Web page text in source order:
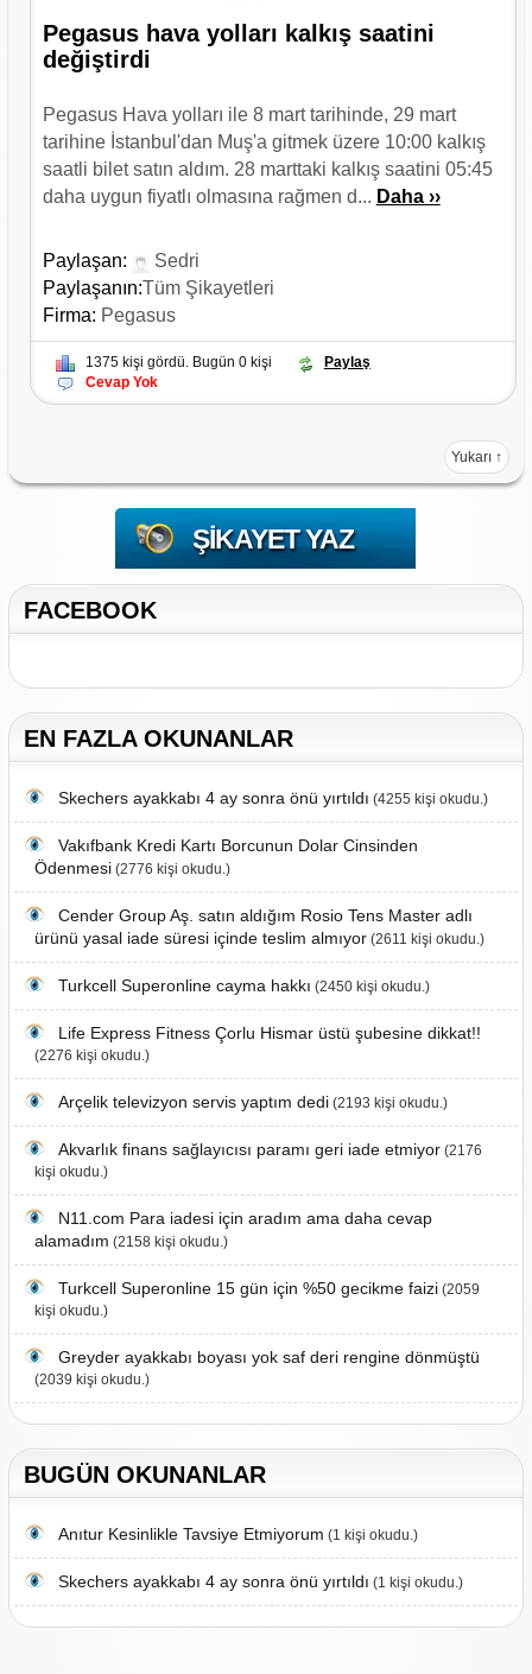
Pegasus hava yolları kalkış saatini
değiştirdi
Pegasus Hava yolları ile 8 mart tarihinde, 29 mart
tarihine İstanbul'dan Muş'a gitmek üzere 10:00 kalkış
saatli bilet satın aldım. 28 marttaki kalkış saatini 05:45
daha uygun fiyatlı olmasına rağmen d... Daha ››
Paylaşan:
Sedri
Paylaşanın:Tüm Şikayetleri
Firma: Pegasus
1375 kişi gördü. Bugün 0 kişi
Paylaş
Cevap Yok
Yukarı ↑
ŞIKAYET YAZ
FACEBOOK
EN FAZLA OKUNANLAR
Skechers ayakkabı 4 ay sonra önü yırtıldı (4255 kişi okudu.)
Vakıfbank Kredi Kartı Borcunun Dolar Cinsinden
Ödenmesi(2776 kişi okudu.)
Cender Group Aş. satın aldığım Rosio Tens Master adlı
ürünü yasal iade süresi içinde teslim almıyor(2611 kişi okudu.)
Turkcell Superonline cayma hakkı (2450 kişi okudu.)
Life Express Fitness Çorlu Hismar üstü şubesine dikkat!!
(2276 kişi okudu.)
Arçelik televizyon servis yaptım dedi(2193 kişi okudu.)
Akvarlık finans sağlayıcısı paramı geri iade etmiyor(2176
kişi okudu.)
N11.com Para iadesi için aradım ama daha cevap
alamadım (2158 kişi okudu.)
Turkcell Superonline 15 gün için %50 gecikme faizi(2059
kişi okudu.)
Greyder ayakkabı boyası yok saf deri rengine dönmüştü
(2039 kişi okudu.)
BUGÜN OKUNANLAR
Anıtur Kesinlikle Tavsiye Etmiyorum (1 kişi okudu.)
Skechers ayakkabı 4 ay sonra önü yırtıldı (1 kişi okudu.)